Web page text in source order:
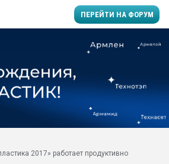
ПЕРЕЙТИ НА ФОРУМ
заводу пластмасс"
2017» работает продуктивно